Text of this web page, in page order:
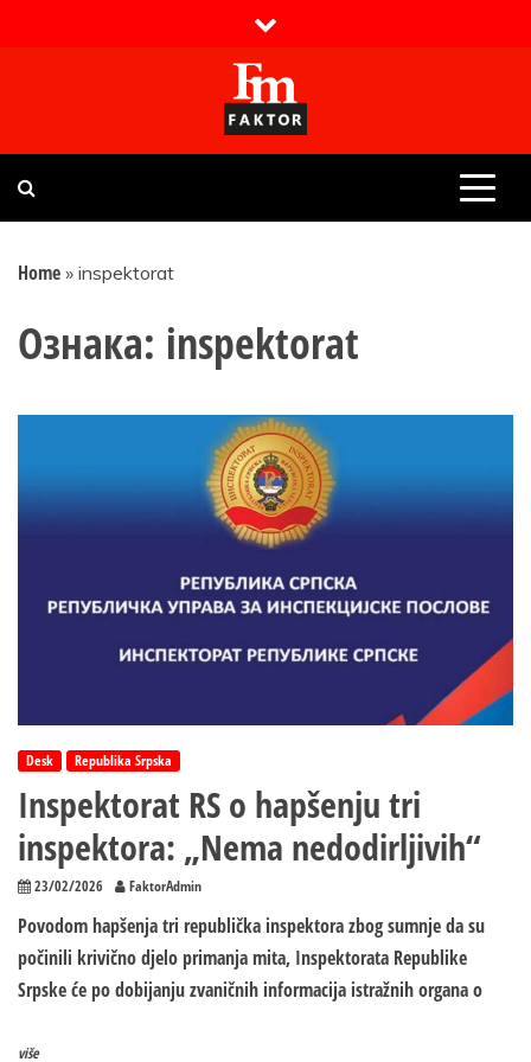
Faktor magazin
Uvijek presudan
Home » inspektorat
Ознака: inspektorat
Desk Republika Srpska
Inspektorat RS o hapšenju tri
inspektora: „Nema nedodirljivih“
23/02/2026 FaktorAdmin
Povodom hapšenja tri republička inspektora zbog sumnje da su
počinili krivično djelo primanja mita, Inspektorata Republike
Srpske će po dobijanju zvaničnih informacija istražnih organa o
više